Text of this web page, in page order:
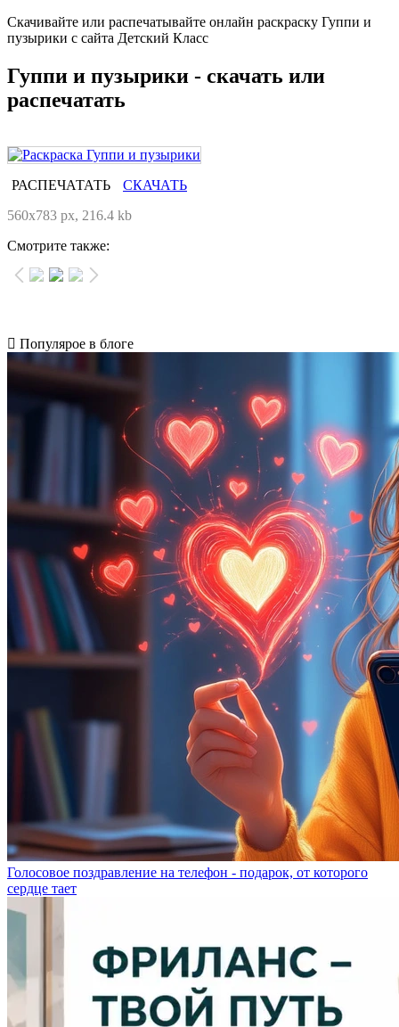
Скачивайте или распечатывайте онлайн раскраску Гуппи и
пузырики с сайта Детский Класс
Гуппи и пузырики - скачать или
распечатать
РАСПЕЧАТАТЬ
СКАЧАТЬ
560x783 px, 216.4 kb
Смотрите также:
Популярое в блоге
Голосовое поздравление на телефон - подарок, от которого
сердце тает